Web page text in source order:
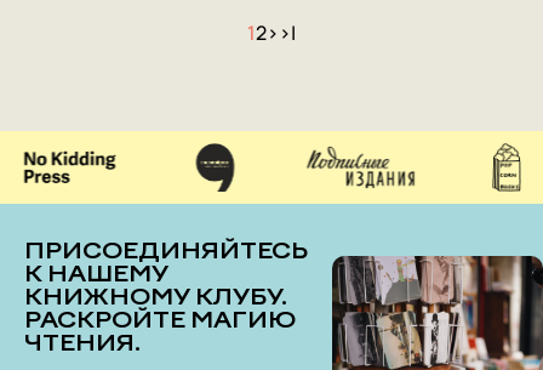
12> >|
ПРИСОЕДИНЯЙТЕСЬ
К НАШЕМУ
КНИЖНОМУ КЛУБУ.
РАСКРОЙТЕ МАГИЮ
ЧТЕНИЯ.